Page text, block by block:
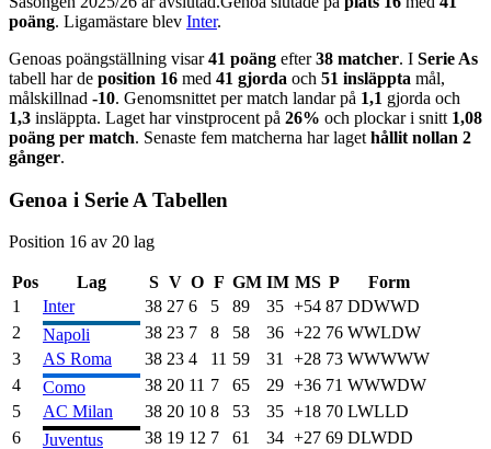
poäng. Ligamästare blev Inter.
Genoas poängställning visar 41 poäng efter 38 matcher. I Serie As
tabell har de position 16 med 41 gjorda och 51 insläppta mål,
målskillnad -10. Genomsnittet per match landar på 1,1 gjorda och
1,3 insläppta. Laget har vinstprocent på 26% och plockar i snitt 1,08
poäng per match. Senaste fem matcherna har laget hållit nollan 2
gånger.
Genoa i Serie A Tabellen
Position 16 av 20 lag
Pos Lag S V O F GM IM MS P
Form
1
Inter 38 27 6 5 89 35 +54 87 DDWWD
2
Napoli 38 23 7 8 58 36 +22 76 WWLDW
3
AS Roma 38 23 4 11 59 31 +28 73 WWWWW
4
Como 38 20 11 7 65 29 +36 71 WWWDW
5
AC Milan 38 20 10 8 53 35 +18 70 LWLLD
6
Juventus 38 19 12 7 61 34 +27 69 DLWDD